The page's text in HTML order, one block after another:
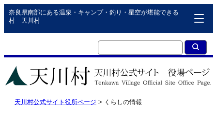
奈良県南部にある温泉・キャンプ・釣り・星空が堪能できる
村 天川村
天川村公式サイト役所ページ > くらしの情報